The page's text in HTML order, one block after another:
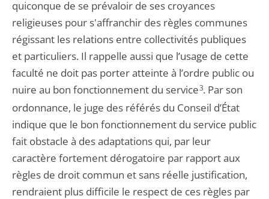
quiconque de se prévaloir de ses croyances
religieuses pour s'affranchir des règles communes
régissant les relations entre collectivités publiques
et particuliers. Il rappelle aussi que l’usage de cette
faculté ne doit pas porter atteinte à l’ordre public ou
nuire au bon fonctionnement du service3. Par son
ordonnance, le juge des référés du Conseil d’État
indique que le bon fonctionnement du service public
fait obstacle à des adaptations qui, par leur
caractère fortement dérogatoire par rapport aux
règles de droit commun et sans réelle justification,
rendraient plus difficile le respect de ces règles par